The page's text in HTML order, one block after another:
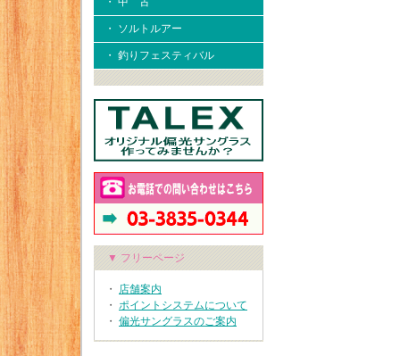
・ ソルトルアー
・ 釣りフェスティバル
▼ フリーページ
・ 店舗案内
・ ポイントシステムについて
・ 偏光サングラスのご案内